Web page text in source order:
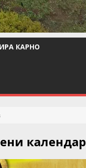
КАРНО
календар